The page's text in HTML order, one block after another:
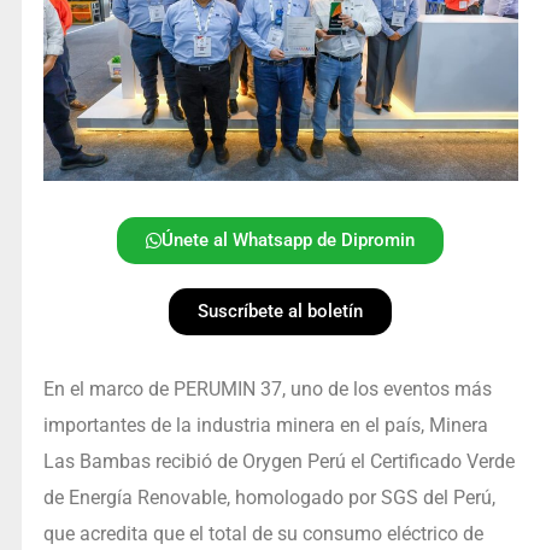
Únete al Whatsapp de Dipromin
Suscríbete al boletín
En el marco de PERUMIN 37, uno de los eventos más
importantes de la industria minera en el país, Minera
Las Bambas recibió de Orygen Perú el Certificado Verde
de Energía Renovable, homologado por SGS del Perú,
que acredita que el total de su consumo eléctrico de